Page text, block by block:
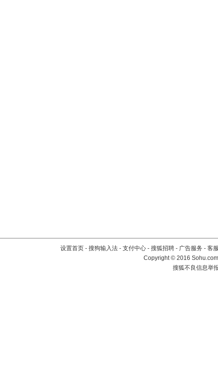
设置首页 - 搜狗输入法 - 支付中心 - 搜狐招聘 - 广告服务 - 客
Copyright©2016
搜狐不良信息举